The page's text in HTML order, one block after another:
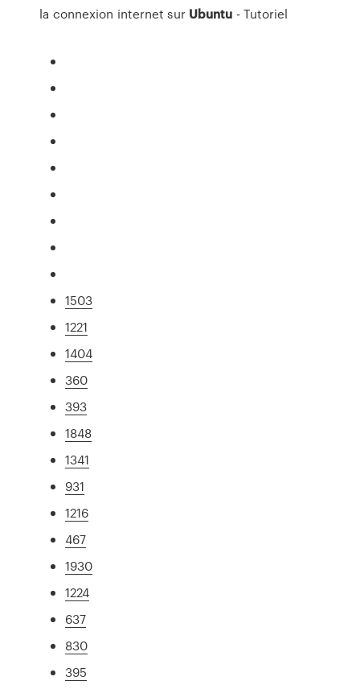
la connexion internet sur Ubuntu - Tutoriel
1503
1221
1404
360
393
1848
1341
931
1216
467
1930
1224
637
830
395